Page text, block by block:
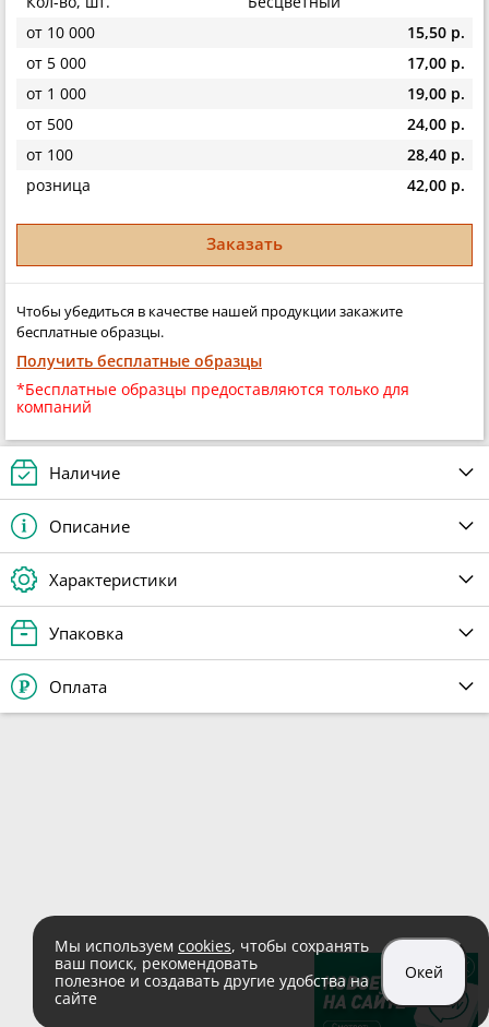
от 10 000
15,50 р.
от 5 000
17,00 р.
от 1 000
19,00 р.
от 500
24,00 р.
от 100
28,40 р.
розница
42,00 р.
Заказать
Чтобы убедиться в качестве нашей продукции закажите
бесплатные образцы.
Получить бесплатные образцы
*Бесплатные образцы предоставляются только для
компаний
Наличие
Описание
Характеристики
Упаковка
Оплата
Мы используем cookies, чтобы сохранять
ваш поиск, рекомендовать
полезное и создавать другие удобства на
сайте
Окей